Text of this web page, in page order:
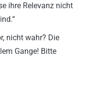
ihre Relevanz nicht
nicht wahr? Die
Gange! Bitte